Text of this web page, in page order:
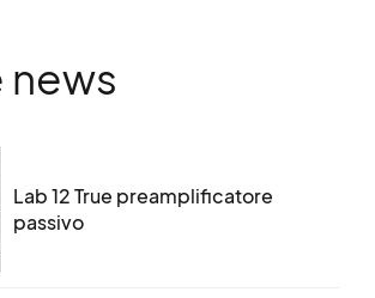
news
Lab 12 True preamplificatore
passivo